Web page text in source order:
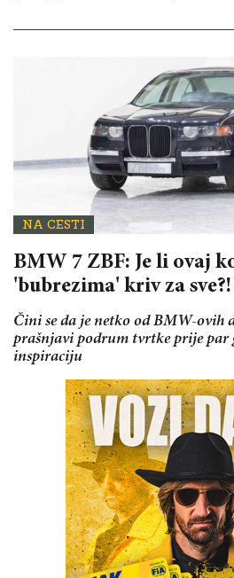
NA CESTI
BMW 7 ZBF: Je li ovaj
'bubrezima' kriv za sve?!
Čini se da je netko od BMW-ovih
prašnjavi podrum tvrtke prije par
inspiraciju